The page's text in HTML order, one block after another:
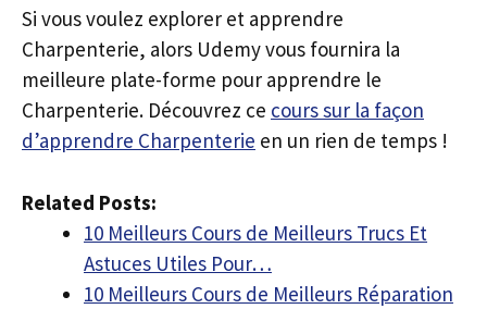
Si vous voulez explorer et apprendre
Charpenterie, alors Udemy vous fournira la
meilleure plate-forme pour apprendre le
Charpenterie. Découvrez ce cours sur la façon
d’apprendre Charpenterie en un rien de temps !
Related Posts:
10 Meilleurs Cours de Meilleurs Trucs Et
Astuces Utiles Pour…
10 Meilleurs Cours de Meilleurs Réparation